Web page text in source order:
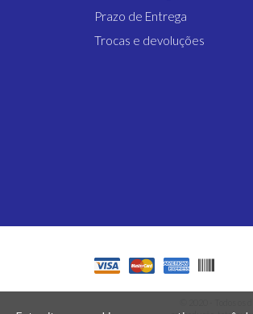
Prazo de Entrega
Trocas e devoluções